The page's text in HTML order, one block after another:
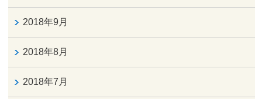
2018年9月
2018年8月
2018年7月